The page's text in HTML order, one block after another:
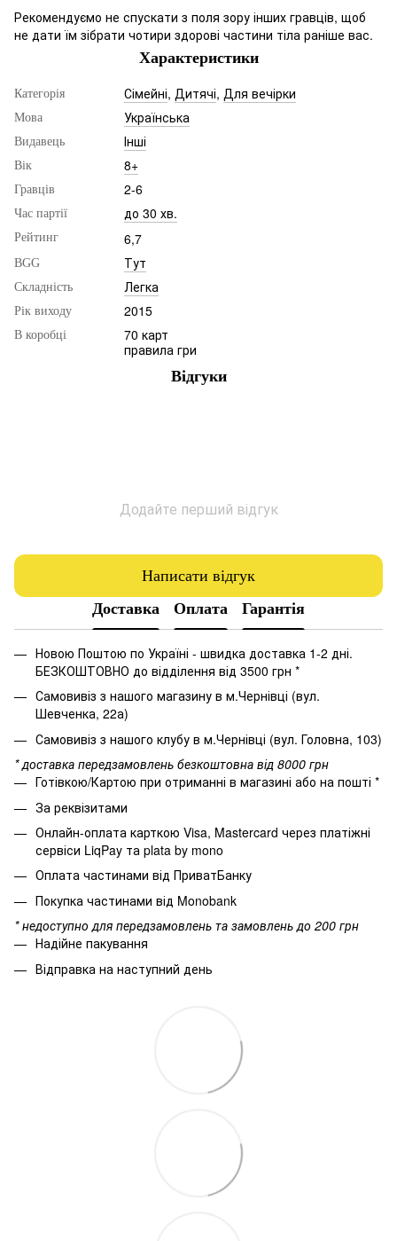
Рекомендуємо не спускати з поля зору інших гравців, щоб
не дати їм зібрати чотири здорові частини тіла раніше вас.
Характеристики
Категорія Сімейні, Дитячі, Для вечірки
Мова Українська
Видавець Інші
Вік 8+
Гравців 2-6
Час партії до 30 хв.
Рейтинг 6,7
BGG Тут
Складність Легка
Рік виходу 2015
В коробці
70 карт
правила гри
Відгуки
Додайте перший відгук
Написати відгук
Доставка
Оплата Гарантія
Новою Поштою по Україні - швидка доставка 1-2 дні.
БЕЗКОШТОВНО до відділення від 3500 грн *
Самовивіз з нашого магазину в м.Чернівці (вул.
Шевченка, 22а)
Самовивіз з нашого клубу в м.Чернівці (вул. Головна, 103)
* доставка передзамовлень безкоштовна від 8000 грн
Готівкою/Картою при отриманні в магазині або на пошті *
За реквізитами
Онлайн-оплата карткою Visa, Mastercard через платіжні
сервіси LiqPay та plata by mono
Оплата частинами від ПриватБанку
Покупка частинами від Monobank
* недоступно для передзамовлень та замовлень до 200 грн
Надійне пакування
Відправка на наступний день